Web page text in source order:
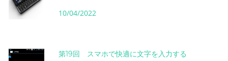
10/04/2022
第19回 スマホで快適に文字を入力する